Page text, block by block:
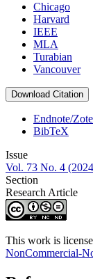
Chicago
Harvard
IEEE
MLA
Turabian
Vancouver
Download Citation
Endnote/
BibTeX
Issue
Vol. 73 No. 4
Section
Research Article
This work is
NonCommercial-